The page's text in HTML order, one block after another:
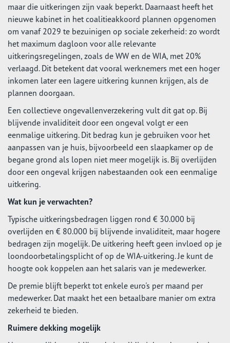
maar die uitkeringen zijn vaak beperkt. Daarnaast heeft het
nieuwe kabinet in het coalitieakkoord plannen opgenomen
om vanaf 2029 te bezuinigen op sociale zekerheid: zo wordt
het maximum dagloon voor alle relevante
uitkeringsregelingen, zoals de WW en de WIA, met 20%
verlaagd. Dit betekent dat vooral werknemers met een hoger
inkomen later een lagere uitkering kunnen krijgen, als de
plannen doorgaan.
Een collectieve ongevallenverzekering vult dit gat op. Bij
blijvende invaliditeit door een ongeval volgt er een
eenmalige uitkering. Dit bedrag kun je gebruiken voor het
aanpassen van je huis, bijvoorbeeld een slaapkamer op de
begane grond als lopen niet meer mogelijk is. Bij overlijden
door een ongeval krijgen nabestaanden ook een eenmalige
uitkering.
Wat kun je verwachten?
Typische uitkeringsbedragen liggen rond € 30.000 bij
overlijden en € 80.000 bij blijvende invaliditeit, maar hogere
bedragen zijn mogelijk. De uitkering heeft geen invloed op je
loondoorbetalingsplicht of op de WIA-uitkering. Je kunt de
hoogte ook koppelen aan het salaris van je medewerker.
De premie blijft beperkt tot enkele euro's per maand per
medewerker. Dat maakt het een betaalbare manier om extra
zekerheid te bieden.
Ruimere dekking mogelijk